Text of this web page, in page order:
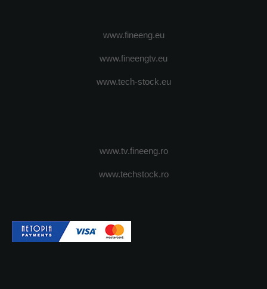
www.fineeng.eu
www.fineengtv.eu
www.tech-stock.eu
www.tv.fineeng.ro
www.techstock.ro